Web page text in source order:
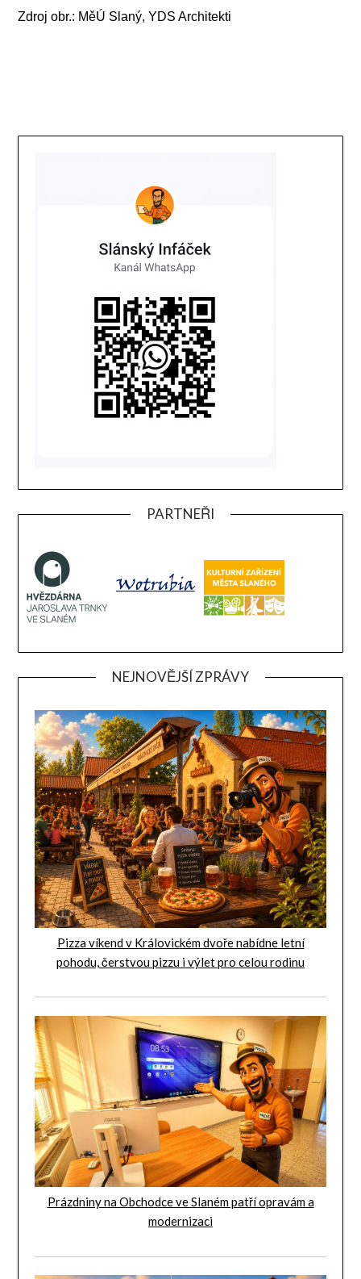
Zdroj obr.: MěÚ Slaný, YDS Architekti
PARTNEŘI
NEJNOVĚJŠÍ ZPRÁVY
Pizza víkend v Královickém dvoře nabídne letní
pohodu, čerstvou pizzu i výlet pro celou rodinu
Prázdniny na Obchodce ve Slaném patří opravám a
modernizaci